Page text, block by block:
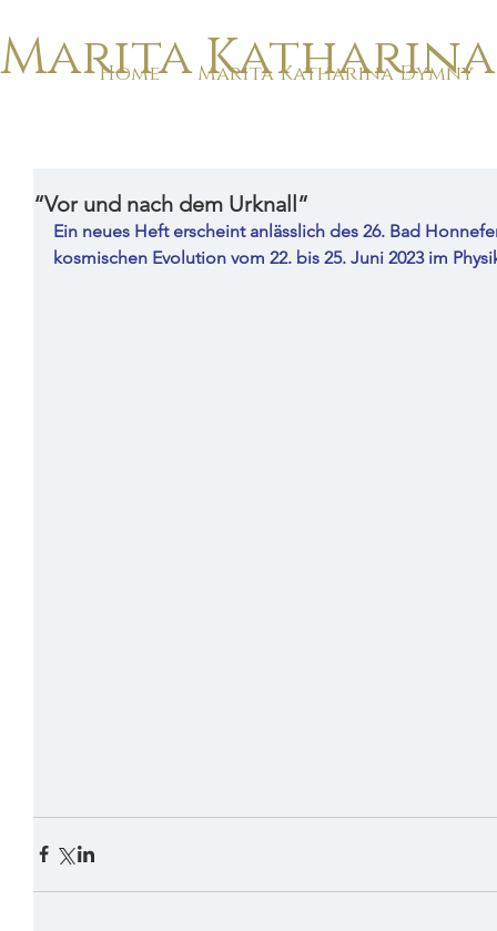
Marita Katharina
Home Marita Katharina Dymny
“Vor und nach dem Urknall”
Ein neues Heft erscheint anlässlich des 26. Bad
kosmischen Evolution vom 22. bis 25. Juni 2023 im